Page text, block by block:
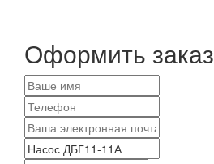
Оформить заказ